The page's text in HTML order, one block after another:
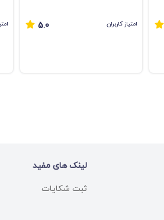
امتیاز کاربران 5.0
لینک های مفید
ثبت شکایات